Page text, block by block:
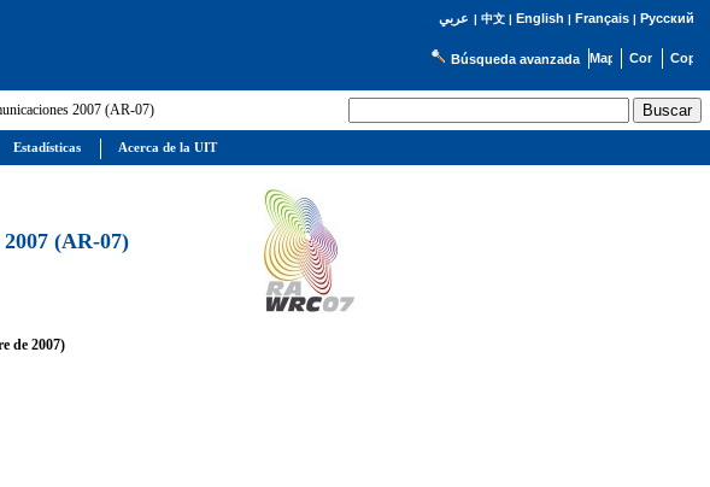
عربي | 中文| English | Français| Русский
Búsqueda avanzada
2007 (AR-07)
(AR-07)
de 2007)
Estadísticas Acerca de la UIT